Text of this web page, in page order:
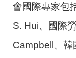
會國際專家包
S. Hui、國際
Campbell、韓